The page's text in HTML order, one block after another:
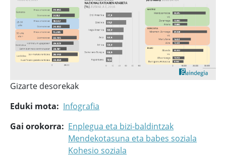
Gizarte desorekak
Eduki mota
Infografia
Gai orokorra
Enplegua eta bizi-baldintzak
Mendekotasuna eta babes soziala
Kohesio soziala